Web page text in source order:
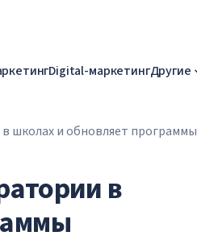
Digital-маркетингДругие
школах и обновляет программы
в